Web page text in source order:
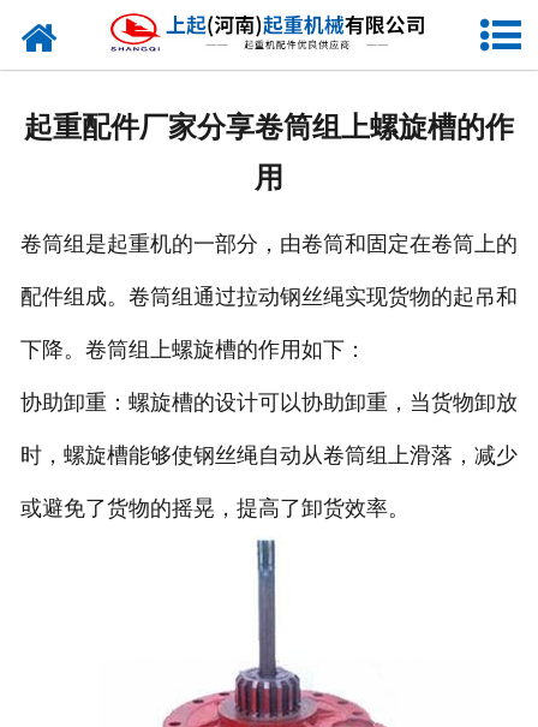
网站首页
合作客户
联系我们
起重配件厂家分享卷筒组上螺旋槽的作
用
卷筒组是起重机的一部分，由卷筒和固定在卷筒上的
配件组成。卷筒组通过拉动钢丝绳实现货物的起吊和
下降。卷筒组上螺旋槽的作用如下：
协助卸重：螺旋槽的设计可以协助卸重，当货物卸放
时，螺旋槽能够使钢丝绳自动从卷筒组上滑落，减少
或避免了货物的摇晃，提高了卸货效率。